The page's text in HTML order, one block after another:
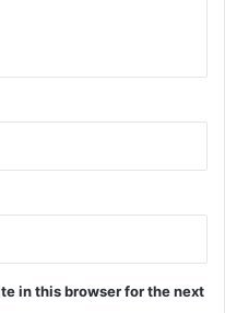
in this browser for the next